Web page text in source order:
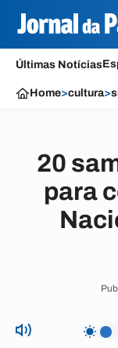
Últimas Notícias
Home>cultura>
20
para